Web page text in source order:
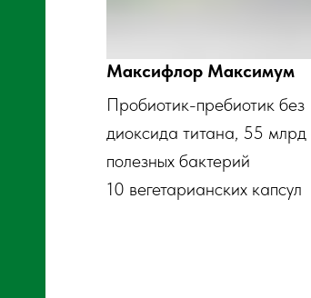
Максифлор Максимум
Пробиотик-пребиотик без
диоксида титана, 55 млрд
полезных бактерий
10 вегетарианских капсул